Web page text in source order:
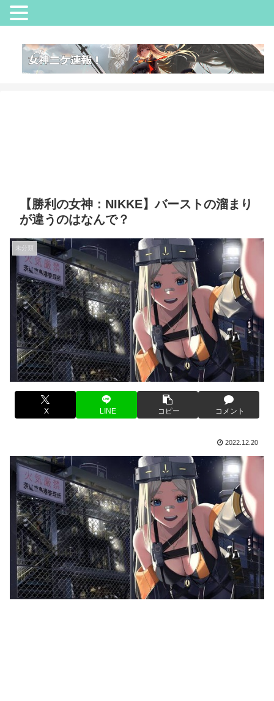
【勝利の女神：NIKKE】バーストの溜まり
が違うのはなんで？
未分類
X LINE コピー コメント
2022.12.20